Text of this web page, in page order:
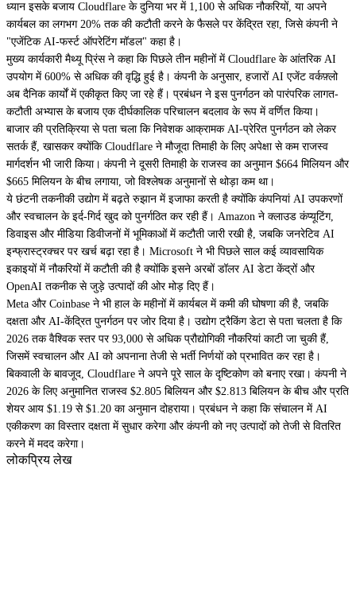
ध्यान इसके बजाय Cloudflare के दुनिया भर में 1,100 से अधिक नौकरियों, या अपने
कार्यबल का लगभग 20% तक की कटौती करने के फैसले पर केंद्रित रहा, जिसे कंपनी ने
"एजेंटिक AI-फर्स्ट ऑपरेटिंग मॉडल" कहा है।
मुख्य कार्यकारी मैथ्यू प्रिंस ने कहा कि पिछले तीन महीनों में Cloudflare के आंतरिक AI
उपयोग में 600% से अधिक की वृद्धि हुई है। कंपनी के अनुसार, हजारों AI एजेंट वर्कफ़्लो
अब दैनिक कार्यों में एकीकृत किए जा रहे हैं। प्रबंधन ने इस पुनर्गठन को पारंपरिक लागत-
कटौती अभ्यास के बजाय एक दीर्घकालिक परिचालन बदलाव के रूप में वर्णित किया।
बाजार की प्रतिक्रिया से पता चला कि निवेशक आक्रामक AI-प्रेरित पुनर्गठन को लेकर
सतर्क हैं, खासकर क्योंकि Cloudflare ने मौजूदा तिमाही के लिए अपेक्षा से कम राजस्व
मार्गदर्शन भी जारी किया। कंपनी ने दूसरी तिमाही के राजस्व का अनुमान $664 मिलियन और
$665 मिलियन के बीच लगाया, जो विश्लेषक अनुमानों से थोड़ा कम था।
ये छंटनी तकनीकी उद्योग में बढ़ते रुझान में इजाफा करती है क्योंकि कंपनियां AI उपकरणों
और स्वचालन के इर्द-गिर्द खुद को पुनर्गठित कर रही हैं। Amazon ने क्लाउड कंप्यूटिंग,
डिवाइस और मीडिया डिवीजनों में भूमिकाओं में कटौती जारी रखी है, जबकि जनरेटिव AI
इन्फ्रास्ट्रक्चर पर खर्च बढ़ा रहा है। Microsoft ने भी पिछले साल कई व्यावसायिक
इकाइयों में नौकरियों में कटौती की है क्योंकि इसने अरबों डॉलर AI डेटा केंद्रों और
OpenAI तकनीक से जुड़े उत्पादों की ओर मोड़ दिए हैं।
Meta और Coinbase ने भी हाल के महीनों में कार्यबल में कमी की घोषणा की है, जबकि
दक्षता और AI-केंद्रित पुनर्गठन पर जोर दिया है। उद्योग ट्रैकिंग डेटा से पता चलता है कि
2026 तक वैश्विक स्तर पर 93,000 से अधिक प्रौद्योगिकी नौकरियां काटी जा चुकी हैं,
जिसमें स्वचालन और AI को अपनाना तेजी से भर्ती निर्णयों को प्रभावित कर रहा है।
बिकवाली के बावजूद, Cloudflare ने अपने पूरे साल के दृष्टिकोण को बनाए रखा। कंपनी ने
2026 के लिए अनुमानित राजस्व $2.805 बिलियन और $2.813 बिलियन के बीच और प्रति
शेयर आय $1.19 से $1.20 का अनुमान दोहराया। प्रबंधन ने कहा कि संचालन में AI
एकीकरण का विस्तार दक्षता में सुधार करेगा और कंपनी को नए उत्पादों को तेजी से वितरित
करने में मदद करेगा।
लोकप्रिय लेख